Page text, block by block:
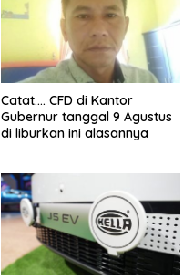
Catat…. CFD di Kantor
Gubernur tanggal 9 Agustus
di liburkan ini alasannya